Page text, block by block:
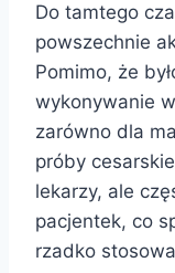
Do tamtego
powszechnie
Pomimo, że
wykonywanie
zarówno dla
próby
lekarzy, ale
pacjentek, co
rzadko